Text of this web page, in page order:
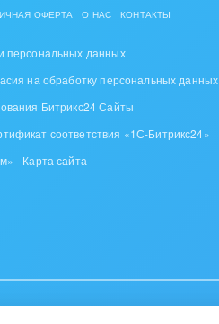
ОФЕРТА О НАС КОНТАКТЫ
персональных данных
на обработку персональных данных
Битрикс24 Сайты
соответствия «1С-Битрикс24»
Карта сайта